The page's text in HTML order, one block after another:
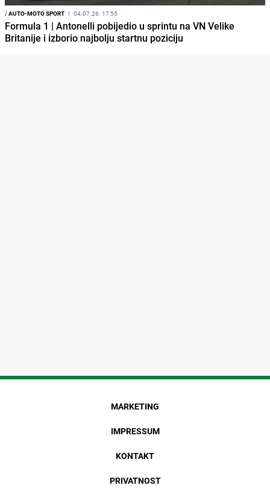
/AUTO-MOTO SPORT I 04.07.26. 17:55
Formula 1 | Antonelli pobijedio u sprintu na VN Velike
Britanije i izborio najbolju startnu poziciju
MARKETING
IMPRESSUM
KONTAKT
PRIVATNOST